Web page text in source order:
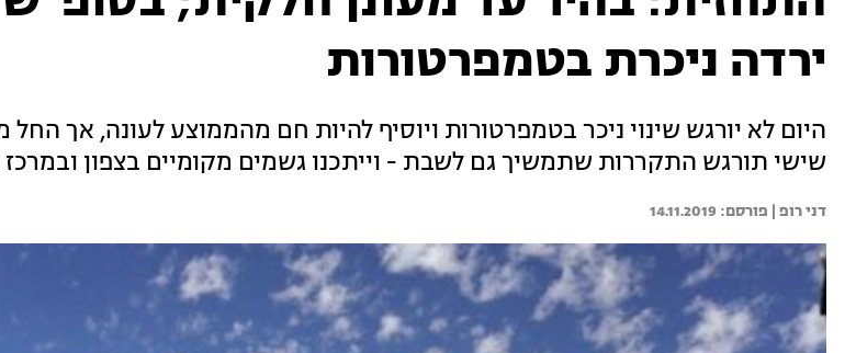
ירדה ניכרת בטמפרטורות
היום לא יורגש שינוי ניכר בטמפרטורות ויוסיף להיות חם מהממוצע לעונה, אך החל
שישי תורגש התקררות שתמשיך גם לשבת - וייתכנו גשמים מקומיים בצפון
דני רופ | 14.11.2019